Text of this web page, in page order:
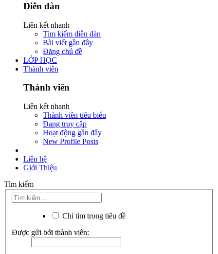
Diễn đàn
Liên kết nhanh
Tìm kiếm diễn đàn
Bài viết gần đây
Đăng chủ đề
LỚP HỌC
Thành viên
Thành viên
Liên kết nhanh
Thành viên tiêu biểu
Đang truy cập
Hoạt động gần đây
New Profile Posts
Liên hệ
Giới Thiệu
Tìm kiếm
Chỉ tìm trong tiêu đề
Được gửi bởi thành viên: